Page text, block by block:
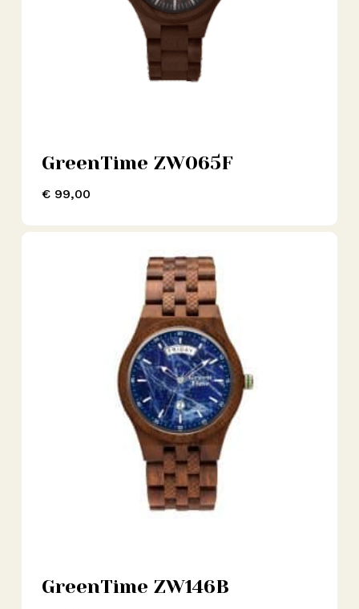
GreenTime ZW065F
€99,00
GreenTime ZW146B